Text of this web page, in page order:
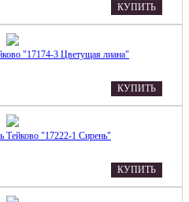
КУПИТЬ
"17174-3 Цветущая лиана"
КУПИТЬ
Тейково "17222-1 Сирень"
КУПИТЬ